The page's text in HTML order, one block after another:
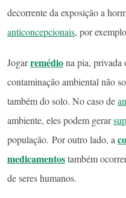
decorrente da exposição a
anticoncepcionais, por
Jogarremédiona pia, privada
contaminação ambiental não
também do solo. No caso de
ambiente, eles podem gerar
população. Por outro lado, a
medicamentostambém
de seres humanos.